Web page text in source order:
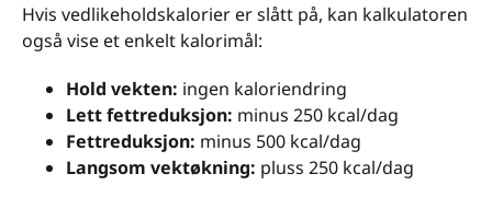
Hvis vedlikeholdskalorier er slått på, kan kalkulatoren
også vise et enkelt kalorimål:
Hold vekten: ingen kaloriendring
Lett fettreduksjon: minus 250 kcal/dag
Fettreduksjon: minus 500 kcal/dag
Langsom vektøkning: pluss 250 kcal/dag